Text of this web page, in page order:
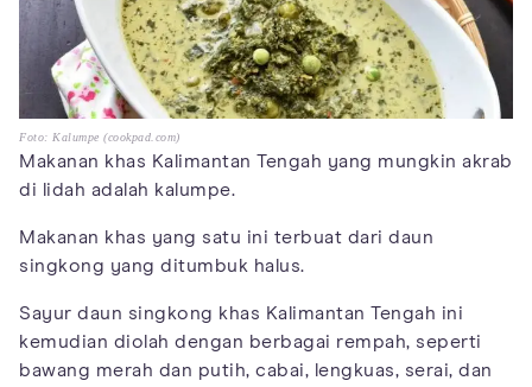
Foto: Kalumpe (cookpad.com)
Makanan khas Kalimantan Tengah yang mungkin akrab
di lidah adalah kalumpe.
Makanan khas yang satu ini terbuat dari daun
singkong yang ditumbuk halus.
Sayur daun singkong khas Kalimantan Tengah ini
kemudian diolah dengan berbagai rempah, seperti
bawang merah dan putih, cabai, lengkuas, serai, dan